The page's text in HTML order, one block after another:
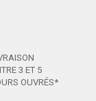
3 ET 5
OUVRÉS*